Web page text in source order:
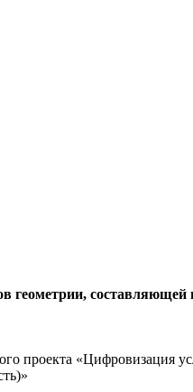
геометрии,
проекта «Цифровизация